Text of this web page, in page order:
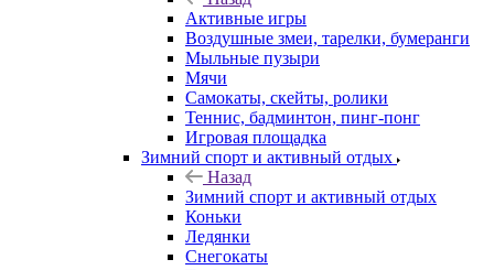
Активные игры
Воздушные змеи, тарелки, бумеранги
Мыльные пузыри
Мячи
Самокаты, скейты, ролики
Теннис, бадминтон, пинг-понг
Игровая площадка
Зимний спорт и активный отдых
Назад
Зимний спорт и активный отдых
Коньки
Ледянки
Снегокаты